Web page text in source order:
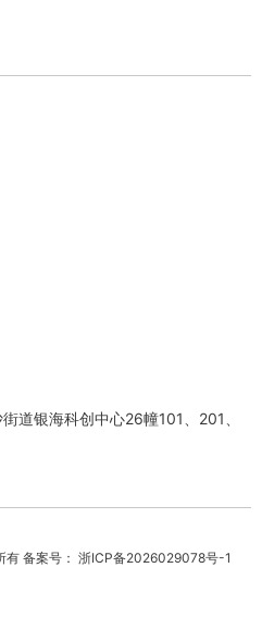
道银海科创中心26幢101、201、
备案号： 浙ICP备2026029078号-1